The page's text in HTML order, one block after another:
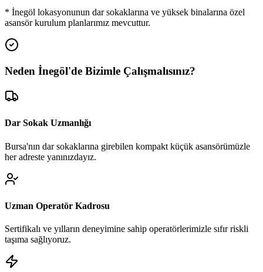
* İnegöl lokasyonunun dar sokaklarına ve yüksek binalarına özel
asansör kurulum planlarımız mevcuttur.
Neden İnegöl'de Bizimle Çalışmalısınız?
Dar Sokak Uzmanlığı
Bursa'nın dar sokaklarına girebilen kompakt küçük asansörümüzle
her adreste yanınızdayız.
Uzman Operatör Kadrosu
Sertifikalı ve yılların deneyimine sahip operatörlerimizle sıfır riskli
taşıma sağlıyoruz.